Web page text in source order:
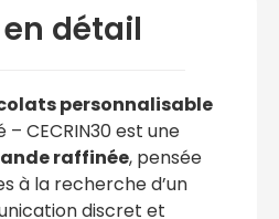
détail
personnalisable
CECRIN30 est une
raffinée, pensée
à la recherche d’un
discret et